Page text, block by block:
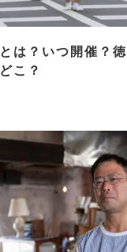
は？いつ開催？
こ？